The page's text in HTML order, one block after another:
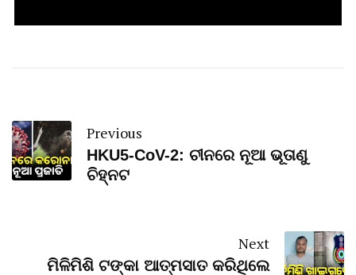
Previous
HKU5-CoV-2: ଚୀନରେ ନୂଆ ଭୂତାଣୁ
ଚିହ୍ନଟ
Next
ମିଳିମିଶି ଟଙ୍କା ଆତ୍ମସାତ କରିଥିଲେ